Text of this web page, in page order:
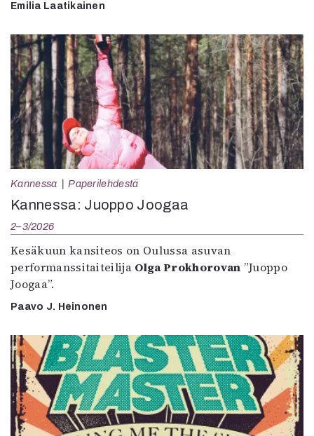
Emilia Laatikainen
Kannessa Paperilehdestä
Kannessa: Juoppo Joogaa
2–3/2026
Kesäkuun kansiteos on Oulussa asuvan
performanssitaiteilija Olga Prokhorovan ”Juoppo
Joogaa”.
Paavo J. Heinonen